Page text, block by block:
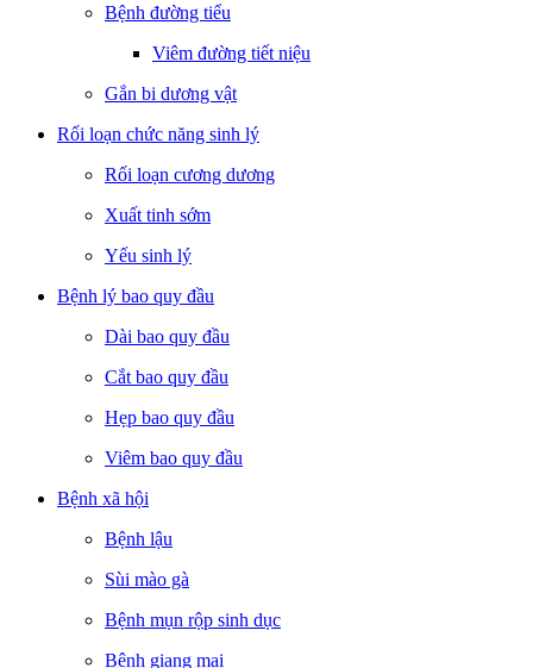
Bệnh đường tiểu
Viêm đường tiết niệu
Gắn bi dương vật
Rối loạn chức năng sinh lý
Rối loạn cương dương
Xuất tinh sớm
Yếu sinh lý
Bệnh lý bao quy đầu
Dài bao quy đầu
Cắt bao quy đầu
Hẹp bao quy đầu
Viêm bao quy đầu
Bệnh xã hội
Bệnh lậu
Sùi mào gà
Bệnh mụn rộp sinh dục
Bệnh giang mai